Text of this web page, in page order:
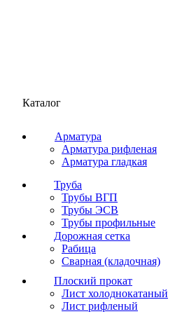
Каталог
Арматура
Арматура рифленая
Арматура гладкая
Труба
Трубы ВГП
Трубы ЭСВ
Трубы профильные
Дорожная сетка
Рабица
Сварная (кладочная)
Плоский прокат
Лист холоднокатаный
Лист рифленый